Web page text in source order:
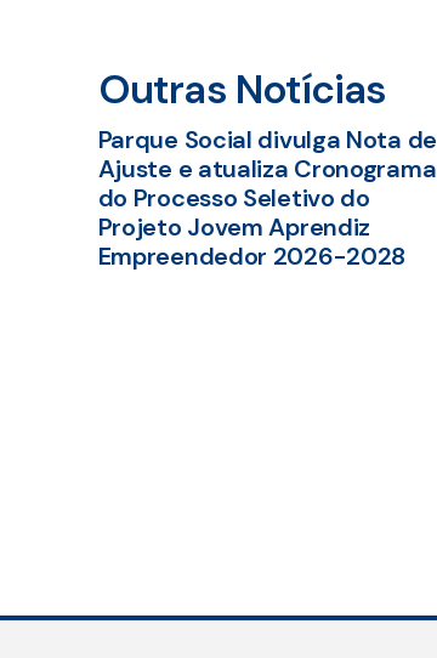
Outras Notícias
Parque Social divulga Nota de
Ajuste e atualiza Cronograma
do Processo Seletivo do
Projeto Jovem Aprendiz
Empreendedor 2026-2028